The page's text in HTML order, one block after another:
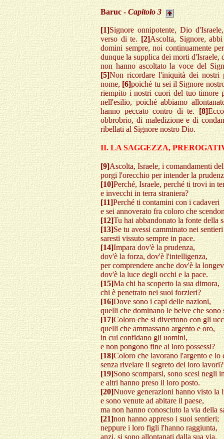
Baruc -Capitolo 3
[1]Signore onnipotente, Dio
verso di te.[2]Ascolta, Signore,
domini sempre, noi continuamente
dunque la supplica dei morti
non hanno ascoltato la voce del
[5]Non ricordare l'iniquità dei nostri
nome, [6]poiché tu sei il Signore
riempito i nostri cuori del tuo timore
nell'esilio, poiché abbiamo
hanno peccato contro di te. [8]
obbrobrio, di maledizione e di
ribellati al Signore nostro Dio.
II. LA SAGGEZZA,
[9]Ascolta, Israele, i comandamenti
porgi l'orecchio per intender la
[10]Perché, Israele, perché ti trovi in
e invecchi in terra straniera?
[11]Perché ti contamini con i cadaveri
e sei annoverato fra coloro che
[12]Tu hai abbandonato la fonte della
[13]Se tu avessi camminato nei
saresti vissuto sempre in pace.
[14]Impara dov'è la prudenza,
dov'è la forza, dov'è l'intelligenza,
per comprendere anche dov'è la
dov'è la luce degli occhi e la pace.
[15]Ma chi ha scoperto la sua dimora,
chi è penetrato nei suoi forzieri?
[16]Dove sono i capi delle nazioni,
quelli che dominano le belve che sono
[17]Coloro che si divertono con gli
quelli che ammassano argento e oro,
in cui confidano gli uomini,
e non pongono fine ai loro possessi?
[18]Coloro che lavorano l'argento e lo
senza rivelare il segreto dei loro lavori?
[19]Sono scomparsi, sono scesi negli
e altri hanno preso il loro posto.
[20]Nuove generazioni hanno visto la
e sono venute ad abitare il paese,
ma non hanno conosciuto la via della
[21]non hanno appreso i suoi sentieri;
neppure i loro figli l'hanno raggiunta,
anzi, si sono allontanati dalla sua via.